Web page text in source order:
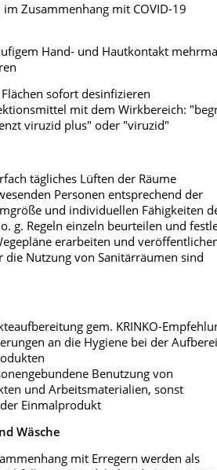
Zusammenhang mit COVID-19
Hand- und Hautkontakt
sofort desinfizieren
mit dem Wirkbereich:
viruzid plus" oder "viruzid"
tägliches Lüften der Räume
Personen entsprechend der
und individuellen Fähigkeiten
g. Regeln einzeln beurteilen und
erarbeiten und
die Nutzung von Sanitärräumen sind
gem. KRINKO-
an die Hygiene bei der
Benutzung von
und Arbeitsmaterialien, sonst
Einmalprodukt
Wäsche
mit Erregern werden als